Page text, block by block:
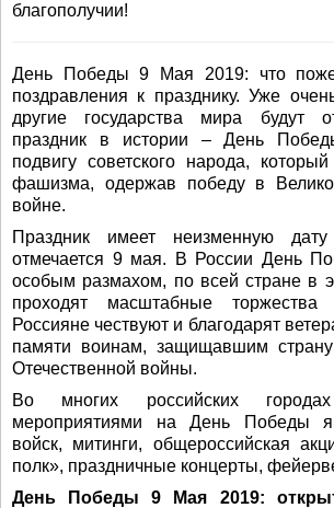
благополучии!
День Победы 9 Мая 2019: что
поздравления к празднику. Уже
другие государства мира будут
праздник в истории – День
подвигу советского народа,
фашизма, одержав победу в
войне.
Праздник имеет неизменную
отмечается 9 мая. В России День
особым размахом, по всей стране в
проходят масштабные торжества
Россияне чествуют и благодарят
памяти воинам, защищавшим
Отечественной войны.
Во многих российских
мероприятиями на День Победы
войск, митинги, общероссийская
полк», праздничные концерты,
День Победы 9 Мая 2019: